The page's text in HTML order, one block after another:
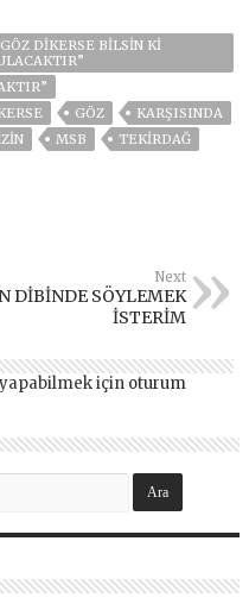
DİKERSE BİLSİN Kİ
GÖZ
KARŞISINDA
MSB
TEKİRDAĞ
Next
DİBİNDE SÖYLEMEK
İSTERİM
için oturum